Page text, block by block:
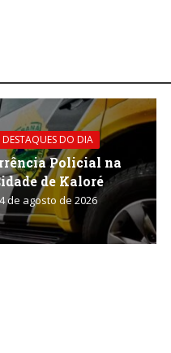
DESTAQUES DO DIA
Policial na
de Kaloré
4 de agosto de 2026